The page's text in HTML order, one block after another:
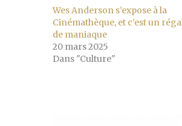
Wes Anderson s’expose à la
Cinémathèque, et c’est un
de maniaque
20 mars 2025
Dans "Culture"